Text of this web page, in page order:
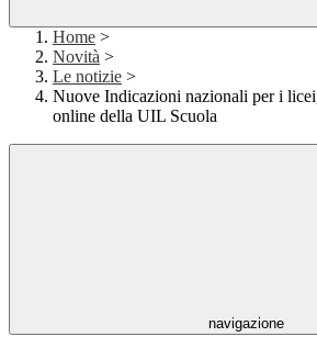
Home >
Novità >
Le notizie >
Nuove Indicazioni nazionali per i
online della UIL Scuola
navigazione